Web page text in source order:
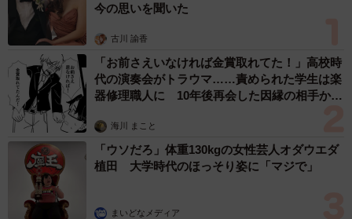
今の思いを聞いた
古川 諭香
「お前さえいなければ金賞取れてた！」高校時
代の演奏会がトラウマ……責められた学生は楽
器修理職人に 10年後再会した因縁の相手から
海川 まこと
「ウソだろ」体重130kgの女性芸人オダウエダ
植田 大学時代のほっそり姿に「マジで」
まいどなメディア